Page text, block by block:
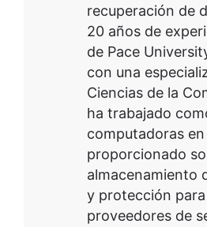
recuperación de
20 años de
de Pace
con una
Ciencias de la
ha trabajado
computadoras
proporcionado
almacenamiento
y protección
proveedores de